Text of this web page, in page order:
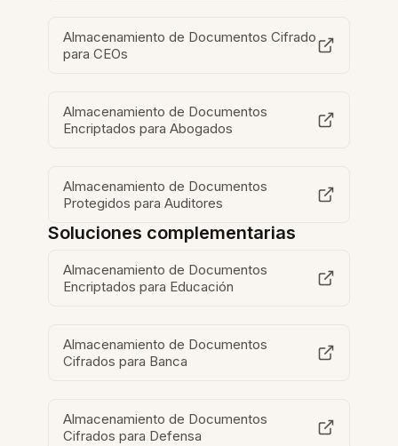
Almacenamiento de Documentos Cifrado
para CEOs
Almacenamiento de Documentos
Encriptados para Abogados
Almacenamiento de Documentos
Protegidos para Auditores
Soluciones complementarias
Almacenamiento de Documentos
Encriptados para Educación
Almacenamiento de Documentos
Cifrados para Banca
Almacenamiento de Documentos
Cifrados para Defensa